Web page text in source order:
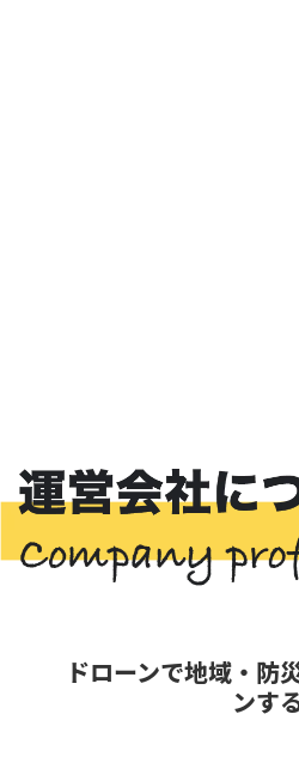
ドローンで地域・防
ンす